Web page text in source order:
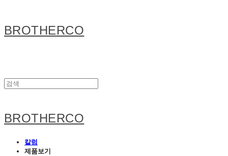
BROTHERCO
BROTHERCO
칼럼
제품보기